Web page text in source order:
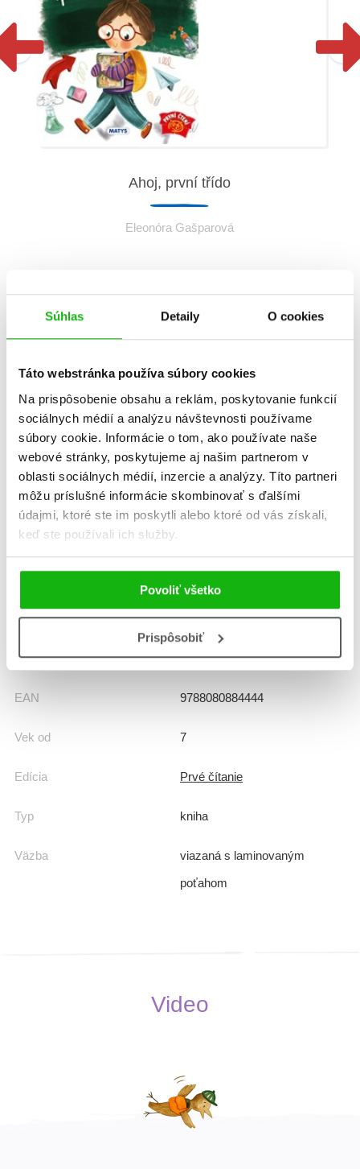
Súhlas Detaily O cookies
Táto webstránka používa súbory cookies
Na prispôsobenie obsahu a reklám, poskytovanie funkcií
sociálnych médií a analýzu návštevnosti používame
súbory cookie. Informácie o tom, ako používate naše
webové stránky, poskytujeme aj našim partnerom v
oblasti sociálnych médií, inzercie a analýzy. Títo partneri
môžu príslušné informácie skombinovať s ďalšími
údajmi, ktoré ste im poskytli alebo ktoré od vás získali,
keď ste používali ich služby.
Povoliť všetko
Prispôsobiť
Ahoj, první třído
Eleonóra Gašparová
Informácie
Žáner
rozprávka
básničky, riekanky, rečňovanky
Počet strán 48
Dátum vydania 1.1.2016
Formát
Jazyk slovenčina
Ilustrátor Peter Cpin
EAN 9788080884444
Vek od 7
Edícia Prvé čítanie
Typ kniha
Väzba
viazaná s laminovaným
poťahom
Video